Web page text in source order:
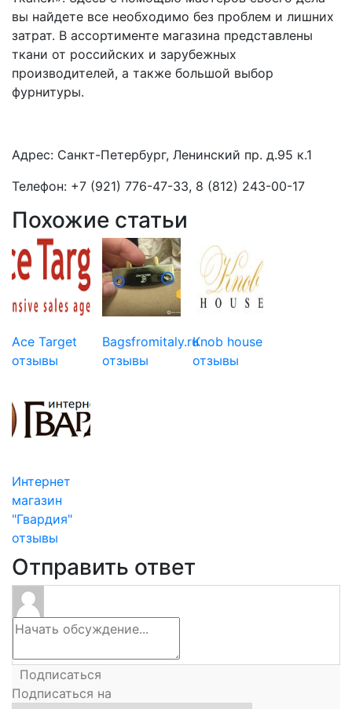
вы найдете все необходимо без проблем и лишних
затрат. В ассортименте магазина представлены
ткани от российских и зарубежных
производителей, а также большой выбор
фурнитуры.
Адрес: Санкт-Петербург, Ленинский пр. д.95 к.1
Телефон: +7 (921) 776-47-33, 8 (812) 243-00-17
Похожие статьи
Ace Target
отзывы
Bagsfromitaly.ru
отзывы
Knob house
отзывы
Интернет
магазин
"Гвардия"
отзывы
Отправить ответ
Подписаться
Подписаться на